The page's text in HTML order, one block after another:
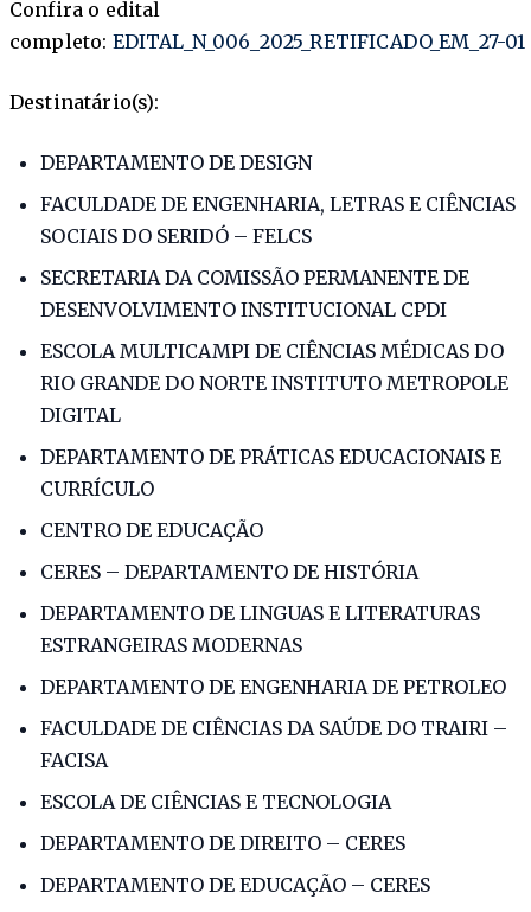
Confira o edital
completo: EDITAL_N_006_2025_RETIFICADO_EM_27-01
Destinatário(s):
DEPARTAMENTO DE DESIGN
FACULDADE DE ENGENHARIA, LETRAS E CIÊNCIAS
SOCIAIS DO SERIDÓ – FELCS
SECRETARIA DA COMISSÃO PERMANENTE DE
DESENVOLVIMENTO INSTITUCIONAL CPDI
ESCOLA MULTICAMPI DE CIÊNCIAS MÉDICAS DO
RIO GRANDE DO NORTE INSTITUTO METROPOLE
DIGITAL
DEPARTAMENTO DE PRÁTICAS EDUCACIONAIS E
CURRÍCULO
CENTRO DE EDUCAÇÃO
CERES – DEPARTAMENTO DE HISTÓRIA
DEPARTAMENTO DE LINGUAS E LITERATURAS
ESTRANGEIRAS MODERNAS
DEPARTAMENTO DE ENGENHARIA DE PETROLEO
FACULDADE DE CIÊNCIAS DA SAÚDE DO TRAIRI –
FACISA
ESCOLA DE CIÊNCIAS E TECNOLOGIA
DEPARTAMENTO DE DIREITO – CERES
DEPARTAMENTO DE EDUCAÇÃO – CERES